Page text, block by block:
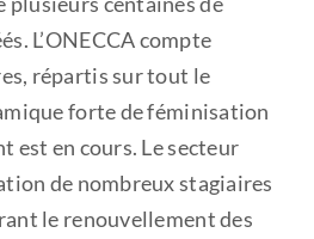
L’ONECCA compte
répartis sur tout le
forte de féminisation
est en cours. Le secteur
de nombreux stagiaires
le renouvellement des